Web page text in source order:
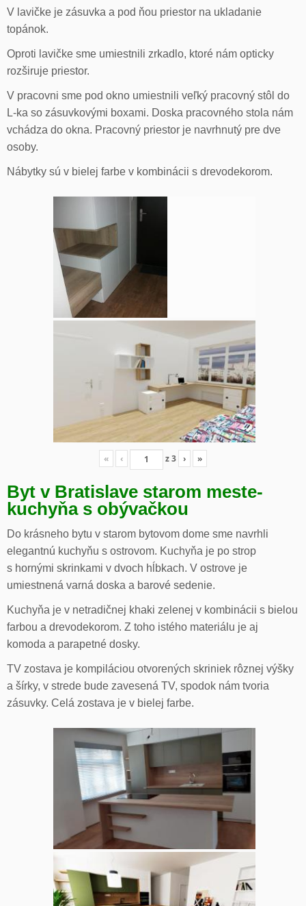
V lavičke je zásuvka a pod ňou priestor na ukladanie
topánok.
Oproti lavičke sme umiestnili zrkadlo, ktoré nám opticky
rozširuje priestor.
V pracovni sme pod okno umiestnili veľký pracovný stôl do
L-ka so zásuvkovými boxami. Doska pracovného stola nám
vchádza do okna. Pracovný priestor je navrhnutý pre dve
osoby.
Nábytky sú v bielej farbe v kombinácii s drevodekorom.
« ‹ z3 › »
Byt v Bratislave starom meste-
kuchyňa s obývačkou
Do krásneho bytu v starom bytovom dome sme navrhli
elegantnú kuchyňu s ostrovom. Kuchyňa je po strop
s hornými skrinkami v dvoch hĺbkach. V ostrove je
umiestnená varná doska a barové sedenie.
Kuchyňa je v netradičnej khaki zelenej v kombinácii s bielou
farbou a drevodekorom. Z toho istého materiálu je aj
komoda a parapetné dosky.
TV zostava je kompiláciou otvorených skriniek rôznej výšky
a šírky, v strede bude zavesená TV, spodok nám tvoria
zásuvky. Celá zostava je v bielej farbe.